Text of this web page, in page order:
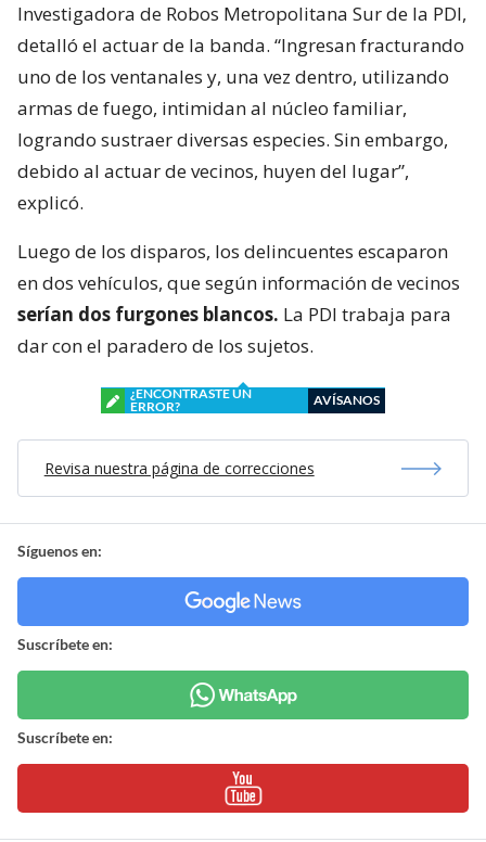
Investigadora de Robos Metropolitana Sur de la PDI,
detalló el actuar de la banda. “Ingresan fracturando
uno de los ventanales y, una vez dentro, utilizando
armas de fuego, intimidan al núcleo familiar,
logrando sustraer diversas especies. Sin embargo,
debido al actuar de vecinos, huyen del lugar”,
explicó.
Luego de los disparos, los delincuentes escaparon
en dos vehículos, que según información de vecinos
serían dos furgones blancos. La PDI trabaja para
dar con el paradero de los sujetos.
¿ENCONTRASTE UN
ERROR?
AVÍSANOS
Revisa nuestra página de correcciones
Síguenos en:
Suscríbete en:
Suscríbete en: